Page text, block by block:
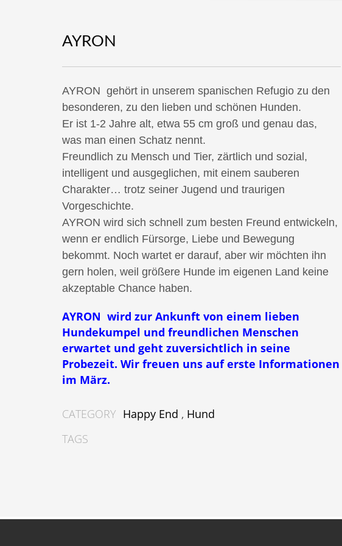
AYRON
AYRON gehört in unserem spanischen Refugio zu den
besonderen, zu den lieben und schönen Hunden.
Er ist 1-2 Jahre alt, etwa 55 cm groß und genau das,
was man einen Schatz nennt.
Freundlich zu Mensch und Tier, zärtlich und sozial,
intelligent und ausgeglichen, mit einem sauberen
Charakter… trotz seiner Jugend und traurigen
Vorgeschichte.
AYRON wird sich schnell zum besten Freund entwickeln,
wenn er endlich Fürsorge, Liebe und Bewegung
bekommt. Noch wartet er darauf, aber wir möchten ihn
gern holen, weil größere Hunde im eigenen Land keine
akzeptable Chance haben.
AYRON wird zur Ankunft von einem lieben
Hundekumpel und freundlichen Menschen
erwartet und geht zuversichtlich in seine
Probezeit. Wir freuen uns auf erste Informationen
im März.
CATEGORY Happy End , Hund
TAGS